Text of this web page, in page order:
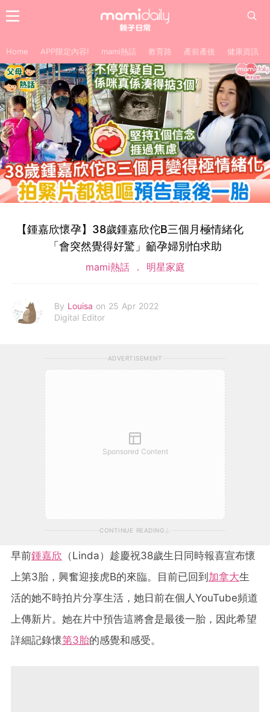
Home APP限定內容! mami熱話 教育路 產前產後 健康資訊
【鍾嘉欣懷孕】38歲鍾嘉欣佗B三個月極情緒化
「會突然覺得好驚」籲孕婦別怕求助
mami熱話 明星家庭
By Louisa on 25 Apr 2022
Digital Editor
ADVERTISEMENT
Sponsored Content
CONTINUE READING
早前鍾嘉欣 （Linda）趁慶祝38歲生日同時報喜宣布懷
上第3胎，興奮迎接虎B的來臨。目前已回到加拿大生
活的她不時拍片分享生活，她日前在個人YouTube頻道
上傳新片。她在片中預告這將會是最後一胎，因此希望
詳細記錄懷第3胎的感覺和感受。